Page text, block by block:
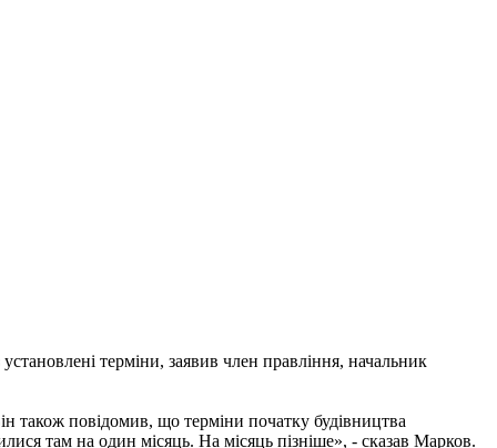
терміни, заявив член правління, начальник
також повідомив, що терміни початку будівництва
там на один місяць. На місяць пізніше», - сказав Марков.